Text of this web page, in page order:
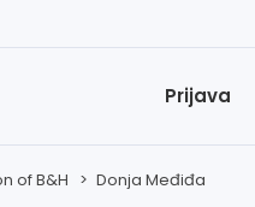
Prijava
of B&H > Donja Međiđa